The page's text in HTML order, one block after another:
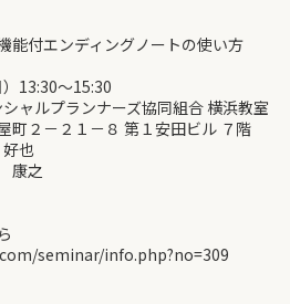
エンディングノートの使い方
13:30～15:30
ャルプランナーズ協同組合 横浜教室
－２１－８ 第１安田ビル ７階
也
之
seminar/info.php?no=309